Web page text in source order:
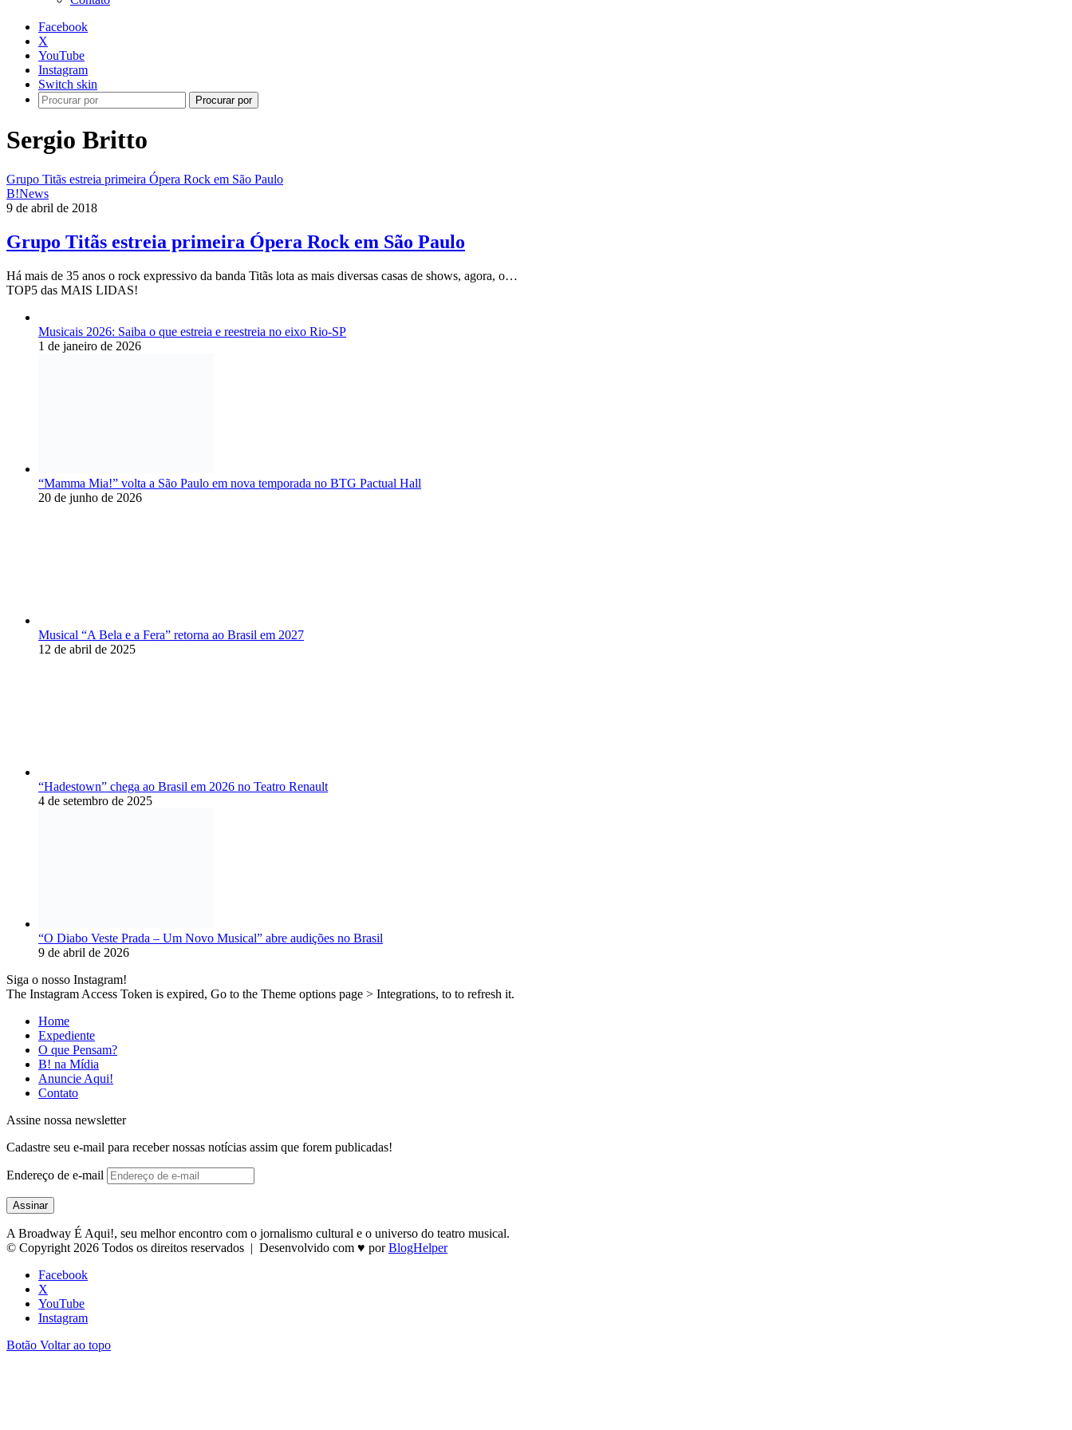
Facebook
X
YouTube
Instagram
Switch skin
Procurar por
Sergio Britto
Grupo Titãs estreia primeira Ópera Rock em São Paulo
B!News
9 de abril de 2018
Grupo Titãs estreia primeira Ópera Rock em São Paulo
Há mais de 35 anos o rock expressivo da banda Titãs lota as mais diversas casas de shows, agora, o…
TOP5 das MAIS LIDAS!
Musicais 2026: Saiba o que estreia e reestreia no eixo Rio-SP
1 de janeiro de 2026
“Mamma Mia!” volta a São Paulo em nova temporada no BTG Pactual Hall
20 de junho de 2026
Musical “A Bela e a Fera” retorna ao Brasil em 2027
12 de abril de 2025
“Hadestown” chega ao Brasil em 2026 no Teatro Renault
4 de setembro de 2025
“O Diabo Veste Prada – Um Novo Musical” abre audições no Brasil
9 de abril de 2026
Siga o nosso Instagram!
The Instagram Access Token is expired, Go to the Theme options page > Integrations, to to refresh it.
Home
Expediente
O que Pensam?
B! na Mídia
Anuncie Aqui!
Contato
Assine nossa newsletter
Cadastre seu e-mail para receber nossas notícias assim que forem publicadas!
Endereço de e-mail
Assinar
A Broadway É Aqui!, seu melhor encontro com o jornalismo cultural e o universo do teatro musical.
© Copyright 2026 Todos os direitos reservados | Desenvolvido com ♥ porBlogHelper
Facebook
X
YouTube
Instagram
Botão Voltar ao topo